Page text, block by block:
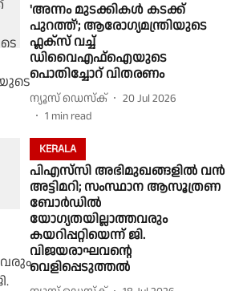
'അന്നം മുടക്കികൾ കടക്ക്
പുറത്ത്'; ആരോഗ്യമന്ത്രിയുടെ
ഫ്ലക്സ് വച്ച്
ഡിവൈഎഫ്ഐയുടെ
പൊതിച്ചോറ് വിതരണം
ന്യൂസ് ഡെസ്ക്
20 Jul 2026
1 min read
KERALA
പിഎസ്‌സി അഭിമുഖങ്ങളിൽ വൻ
അട്ടിമറി; സംസ്ഥാന ആസൂത്രണ
ബോർഡിൽ
യോഗ്യതയില്ലാത്തവരും
കയറിപ്പറ്റിയെന്ന് ജി.
വിജയരാഘവൻ്റെ
വെളിപ്പെടുത്തൽ